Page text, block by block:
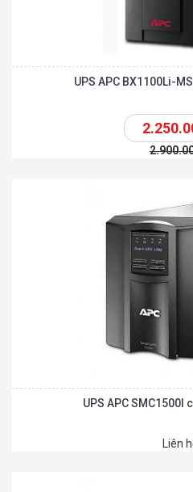
UPS APC BX1100Li-
UPS APC SMC1500I
Liên